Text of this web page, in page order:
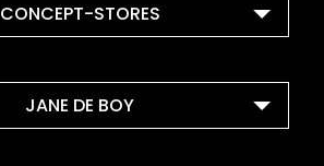
CONCEPT-STORES
JANE DE BOY